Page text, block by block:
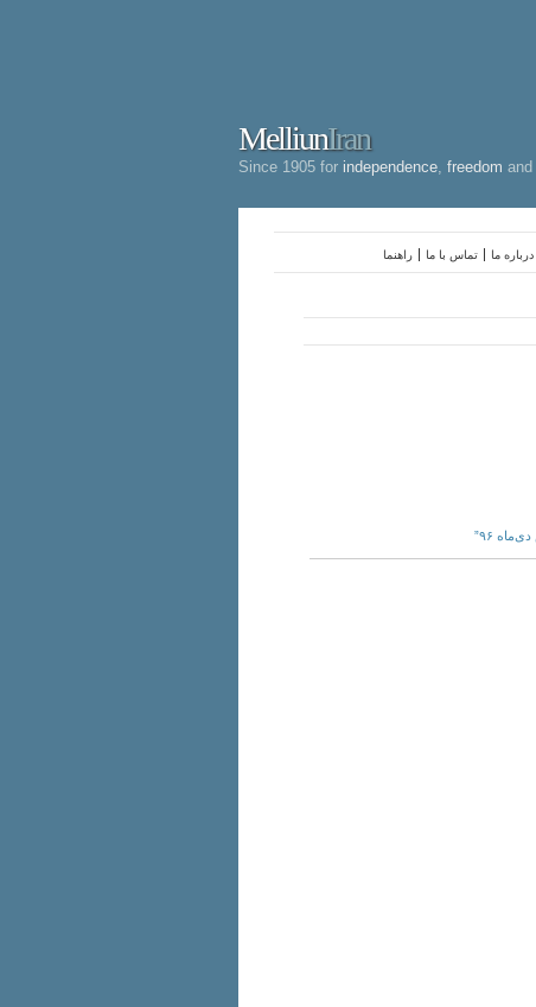
MelliunIran
Since 1905 for independence freedom and
راهنما تماس با ما درباره ما